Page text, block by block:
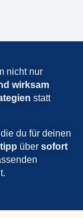
nicht nur
wirksam
statt
du für deinen
über sofort